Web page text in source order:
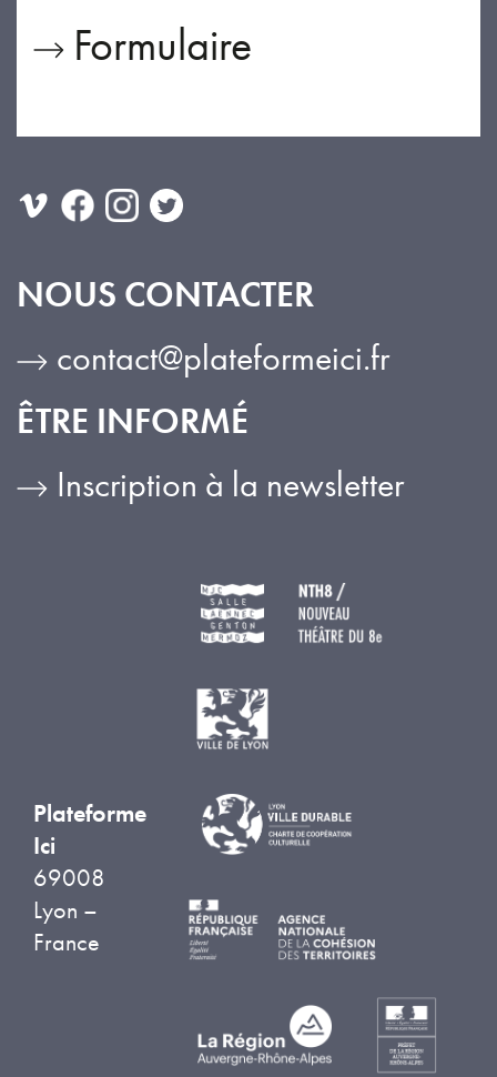
Formulaire
NOUS CONTACTER
contact@plateformeici.fr
ÊTRE INFORMÉ
Inscription à la newsletter
Plateforme
Ici
69008
Lyon –
France